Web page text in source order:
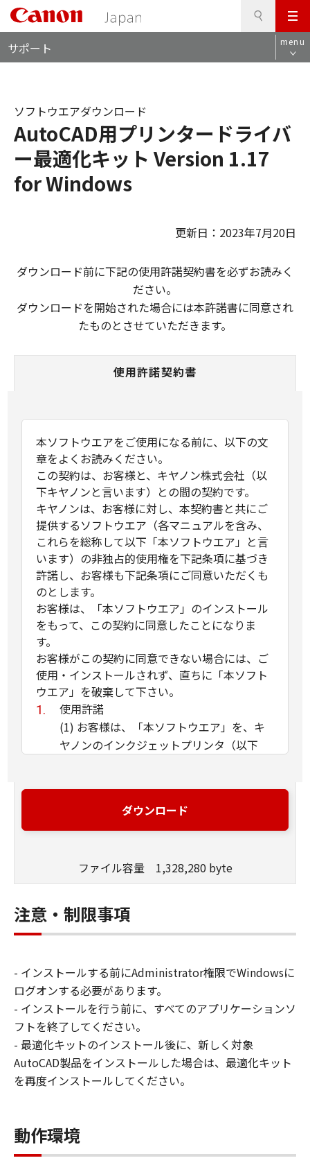
メ
ニ
ュ
サポート menu
AutoCAD用プリンタードライバ
ー最適化キット Version 1.17
for Windows
ソフトウエアダウンロード
更新日：2023年7月20日
ダウンロード前に下記の使用許諾契約書を必ずお読みく
ださい。
ダウンロードを開始された場合には本許諾書に同意され
たものとさせていただきます。
使用許諾契約書
本ソフトウエアをご使用になる前に、以下の文
章をよくお読みください。
この契約は、お客様と、キヤノン株式会社（以
下キヤノンと言います）との間の契約です。
キヤノンは、お客様に対し、本契約書と共にご
提供するソフトウエア（各マニュアルを含み、
これらを総称して以下「本ソフトウエア」と言
います）の非独占的使用権を下記条項に基づき
許諾し、お客様も下記条項にご同意いただくも
のとします。
お客様は、「本ソフトウエア」のインストール
をもって、この契約に同意したことになりま
す。
お客様がこの契約に同意できない場合には、ご
使用・インストールされず、直ちに「本ソフト
ウエア」を破棄して下さい。
使用許諾
(1) お客様は、「本ソフトウエア」を、キ
ヤノンのインクジェットプリンタ（以下
とは、「許諾ソフトウエア」をコンピュー
タの記憶媒体上にインストールすること、
と、アクセスすること、読み出すこと、も
しくは実行することのいずれも含むものと
します）することができます。お客様はま
た、お客様が「プリンタ」を使用すること
に、本契約の条件の下で、「許諾ソフトウ
エア」を使用させることができます。その
場合、お客様には、かかる「指定ユーザ」
を本契約の条件に従わせることにつき、す
べての責任を負っていただくものとしま
す。 (2) お客様は、再使用許諾、譲渡、頒
布、貸与その他の方法により、第三者に
せることはできません。
(3) お客様は、「本ソフトウエア」の全部
または一部を修正、改変、リバース・エン
ダウンロード
ファイル容量 1,328,280 byte
注意・制限事項
- インストールする前にAdministrator権限でWindowsに
ログオンする必要があります。
- インストールを行う前に、すべてのアプリケーションソ
フトを終了してください。
- 最適化キットのインストール後に、新しく対象
AutoCAD製品をインストールした場合は、最適化キット
を再度インストールしてください。
動作環境